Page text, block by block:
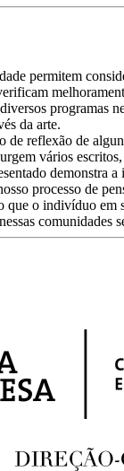
permitem
programas
da arte.
reflexão de
vários
demonstra
processo de
que o indivíduo
comunidades